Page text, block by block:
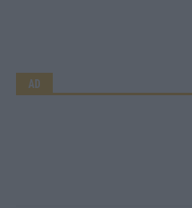
AD